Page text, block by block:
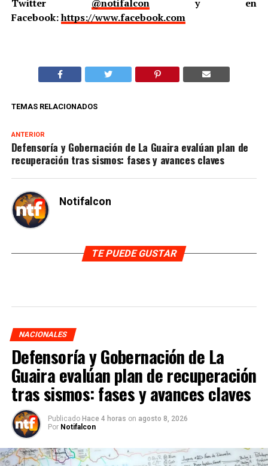
Twitter @notifalcony en
Facebook:https://www.facebook.com
TEMAS RELACIONADOS
ANTERIOR
Defensoría y Gobernación de La Guaira evalúan plan de
recuperación tras sismos: fases y avances claves
Notifalcon
TE PUEDE GUSTAR
NACIONALES
Defensoría y Gobernación de La
Guaira evalúan plan de recuperación
tras sismos: fases y avances claves
Publicado Hace 4 horas on agosto 8, 2026
Por Notifalcon